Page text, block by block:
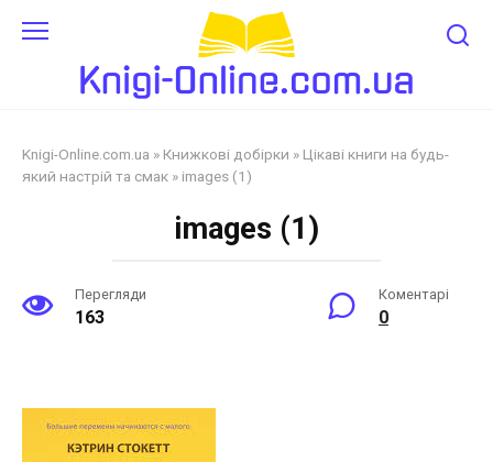
Knigi-Online.com.ua » Книжкові добірки » Цікаві книги на будь-
який настрій та смак » images (1)
images (1)
Перегляди
163
Коментарі
0